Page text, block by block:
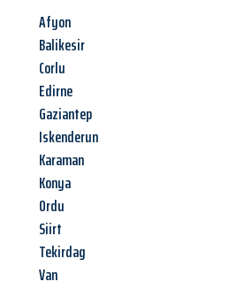
Afyon
Balikesir
Corlu
Edirne
Gaziantep
Iskenderun
Karaman
Konya
Ordu
Siirt
Tekirdag
Van